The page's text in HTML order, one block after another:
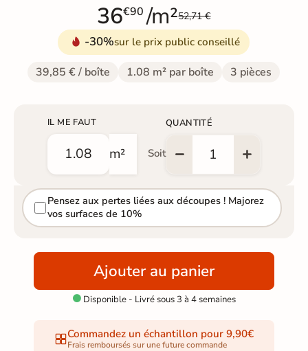
36€90 /m²52,71 €
-30%sur le prix public conseillé
39,85 € / boîte 1.08 m² par boîte 3 pièces
IL ME FAUT
m² Soit
QUANTITÉ
Pensez aux pertes liées aux découpes ! Majorez
vos surfaces de 10%
Ajouter au panier
Disponible - Livré sous 3 à 4 semaines
Commandez un échantillon pour 9,90€
Frais remboursés sur une future commande